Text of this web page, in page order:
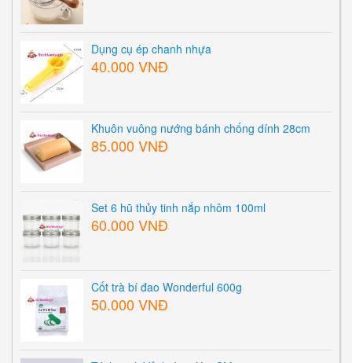
Dụng cụ ép chanh nhựa
40.000 VNĐ
Khuôn vuông nướng bánh chống dính 28cm
85.000 VNĐ
Set 6 hũ thủy tinh nắp nhôm 100ml
60.000 VNĐ
Cốt trà bí đao Wonderful 600g
50.000 VNĐ